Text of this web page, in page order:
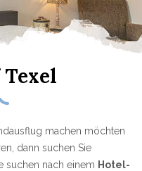
machen möchten
dann suchen Sie
suchen nach einem Hotel-